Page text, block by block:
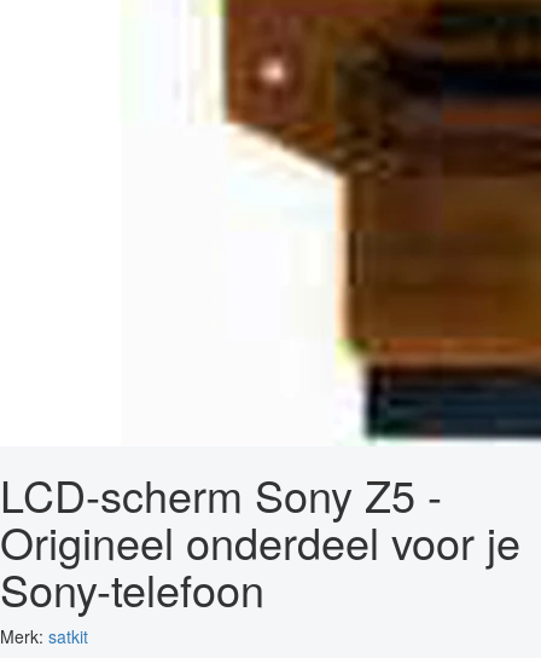
LCD-scherm Sony Z5 -
Origineel onderdeel voor je
Sony-telefoon
Merk: satkit